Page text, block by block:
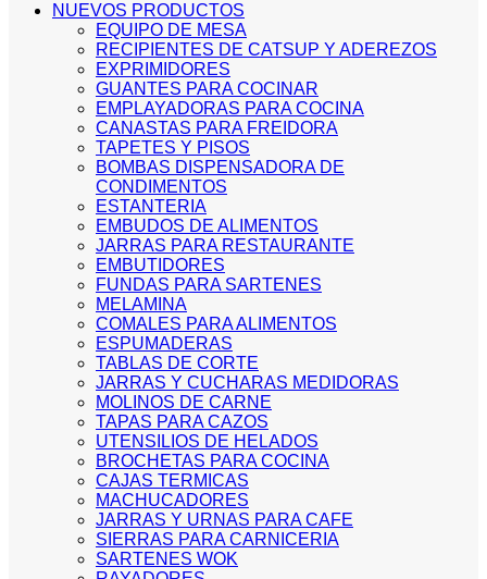
NUEVOS PRODUCTOS
EQUIPO DE MESA
RECIPIENTES DE CATSUP Y ADEREZOS
EXPRIMIDORES
GUANTES PARA COCINAR
EMPLAYADORAS PARA COCINA
CANASTAS PARA FREIDORA
TAPETES Y PISOS
BOMBAS DISPENSADORA DE
CONDIMENTOS
ESTANTERIA
EMBUDOS DE ALIMENTOS
JARRAS PARA RESTAURANTE
EMBUTIDORES
FUNDAS PARA SARTENES
MELAMINA
COMALES PARA ALIMENTOS
ESPUMADERAS
TABLAS DE CORTE
JARRAS Y CUCHARAS MEDIDORAS
MOLINOS DE CARNE
TAPAS PARA CAZOS
UTENSILIOS DE HELADOS
BROCHETAS PARA COCINA
CAJAS TERMICAS
MACHUCADORES
JARRAS Y URNAS PARA CAFE
SIERRAS PARA CARNICERIA
SARTENES WOK